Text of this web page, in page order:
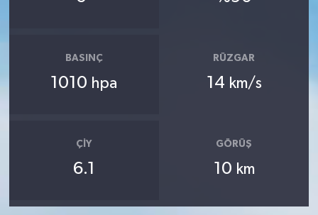
BASINÇ
1010 hpa
RÜZGAR
14 km/s
ÇIY
6.1
GÖRÜŞ
10 km